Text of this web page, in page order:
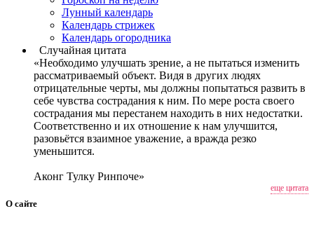
Лунный календарь
Календарь стрижек
Календарь огородника
Случайная цитата
«Необходимо улучшать зрение, а не пытаться изменить
рассматриваемый объект. Видя в других людях
отрицательные черты, мы должны попытаться развить в
себе чувства сострадания к ним. По мере роста своего
сострадания мы перестанем находить в них недостатки.
Соответственно и их отношение к нам улучшится,
разовьётся взаимное уважение, а вражда резко
уменьшится.
Аконг Тулку Ринпоче»
еще цитата
О сайте